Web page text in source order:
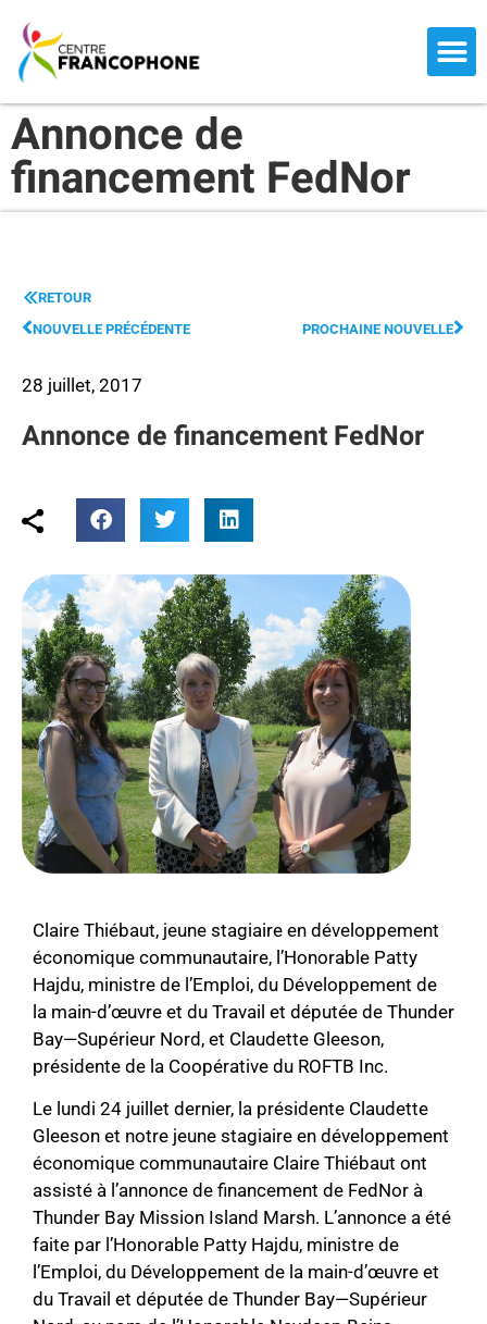
Annonce de
financement FedNor
RETOUR
NOUVELLE PRÉCÉDENTE
PROCHAINE NOUVELLE
28 juillet, 2017
Annonce de financement FedNor
Claire Thiébaut, jeune stagiaire en développement
économique communautaire, l’Honorable Patty
Hajdu, ministre de l’Emploi, du Développement de
la main-d’œuvre et du Travail et députée de Thunder
Bay—Supérieur Nord, et Claudette Gleeson,
présidente de la Coopérative du ROFTB Inc.
Le lundi 24 juillet dernier, la présidente Claudette
Gleeson et notre jeune stagiaire en développement
économique communautaire Claire Thiébaut ont
assisté à l’annonce de financement de FedNor à
Thunder Bay Mission Island Marsh. L’annonce a été
faite par l’Honorable Patty Hajdu, ministre de
l’Emploi, du Développement de la main-d’œuvre et
du Travail et députée de Thunder Bay—Supérieur